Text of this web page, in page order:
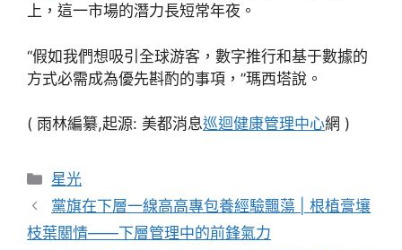
上，這一市場的潛力長短常年夜。
“假如我們想吸引全球游客，數字推行和基于數據的
方式必需成為優先斟酌的事項，”瑪西塔說。
( 雨林編纂,起源: 美都消息巡迴健康管理中心網 )
分
類
星光
黨旗在下層一線高高專包養經驗飄蕩 | 根植膏壤
枝葉關情——下層管理中的前鋒氣力